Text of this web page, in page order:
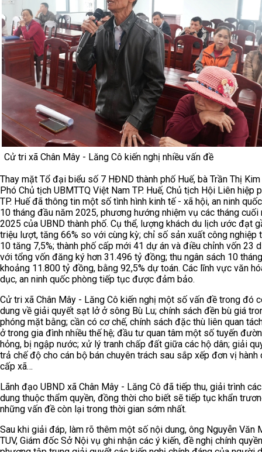
Cử tri xã Chân Mây - Lăng Cô kiến nghị nhiều vấn đề
Thay mặt Tổ đại biểu số 7 HĐND thành phố Huế, bà Trần Thị Kim
Phó Chủ tịch UBMTTQ Việt Nam TP. Huế, Chủ tịch Hội Liên hiệp
TP. Huế đã thông tin một số tình hình kinh tế - xã hội, an ninh
10 tháng đầu năm 2025, phương hướng nhiệm vụ các tháng cuối
2025 của UBND thành phố. Cụ thể, lượng khách du lịch ước đạt
triệu lượt, tăng 66% so với cùng kỳ; chỉ số sản xuất công nghiệp
10 tăng 7,5%; thành phố cấp mới 41 dự án và điều chỉnh vốn 23
với tổng vốn đăng ký hơn 31.496 tỷ đồng; thu ngân sách 10
khoảng 11.800 tỷ đồng, bằng 92,5% dự toán. Các lĩnh vực văn
dục, an ninh quốc phòng tiếp tục được đảm bảo.
Cử tri xã Chân Mây - Lăng Cô kiến nghị một số vấn đề trong đó
dung về giải quyết sạt lở ở sông Bù Lu; chính sách đền bù giá
phóng mặt bằng; cần có cơ chế, chính sách đặc thù liên quan
ở trong gia đình nhiều thế hệ; đầu tư quan tâm một số tuyến
hỏng, bị ngập nước; xử lý tranh chấp đất giữa các hộ dân; giải
trả chế độ cho cán bộ bán chuyên trách sau sắp xếp đơn vị hành
cấp xã…
Lãnh đạo UBND xã Chân Mây - Lăng Cô đã tiếp thu, giải trình
dung thuộc thẩm quyền, đồng thời cho biết sẽ tiếp tục khẩn
những vấn đề còn lại trong thời gian sớm nhất.
Sau khi giải đáp, làm rõ thêm một số nội dung, ông Nguyễn Văn
TUV, Giám đốc Sở Nội vụ ghi nhận các ý kiến, đề nghị chính